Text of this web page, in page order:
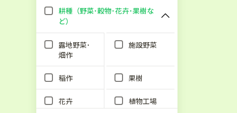
耕種（野菜･穀物･花卉･果樹な
ど）
露地野菜･
畑作
施設野菜
稲作 果樹
花卉
植物工場